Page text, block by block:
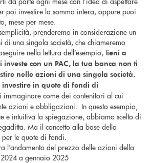
poi investire la somma intera, oppure puoi
mese per mese.
prenderemo in considerazione un
di una singola società, che chiameremo
nella lettura dell’esempio, tieni a
investe con un PAC, la tua banca non ti
nelle azioni di una singola società.
in quote di fondi di
immaginare come dei contenitori al cui
azioni e obbligazioni. In questo esempio,
e intuitiva la spiegazione, abbiamo scelto di
Ma il concetto alla base della
le quote di fondi.
l’andamento del prezzo delle azioni della
a gennaio 2025